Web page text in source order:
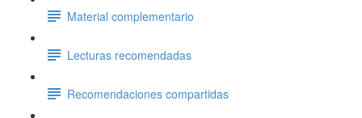
Material complementario
Lecturas recomendadas
Recomendaciones compartidas